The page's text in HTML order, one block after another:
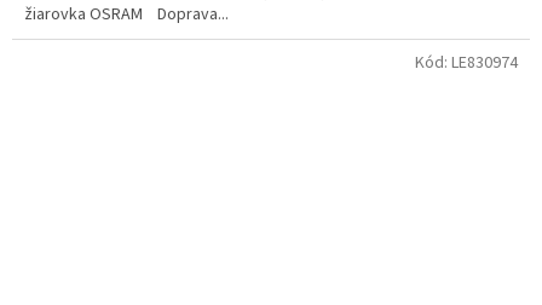
žiarovka OSRAM Doprava...
Kód: LE830974